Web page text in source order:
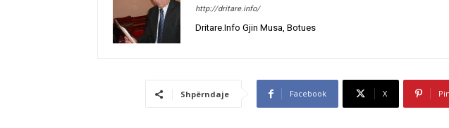
http://dritare.info/
Dritare.Info Gjin Musa, Botues
Shpërndaje Facebook X